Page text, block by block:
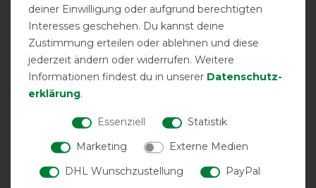
dem Kopf sind und die Augen sind sehr gut geschützt.
Mit diesen Masken bin ich sehr zufrieden und hoffe,
dass sie trotz täglichem Gebrauch lange halten.
22.04.2024
Sehr schön passend, Augenmaske ist schön stabil,
15.04.2024
deiner Einwilligung oder aufgrund berechtigten
Interesses geschehen. Du kannst deine
Zustimmung erteilen oder ablehnen und diese
jederzeit ändern oder widerrufen. Weitere
Informationen findest du in unserer Daten­schutz­
erklärung.
Essenziell
Statistik
Marketing
Externe Medien
DHL Wunschzustellung
PayPal